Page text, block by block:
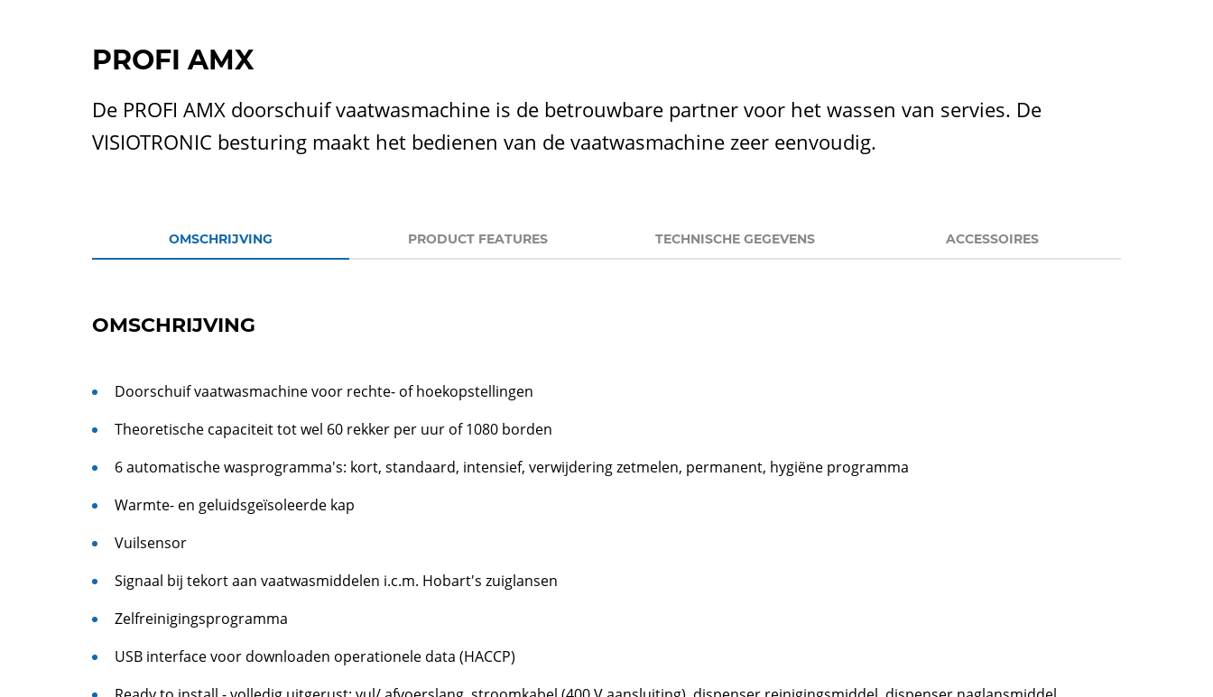
PROFI AMX
De PROFI AMX doorschuif vaatwasmachine is de betrouwbare partner voor het wassen van servies. De
VISIOTRONIC besturing maakt het bedienen van de vaatwasmachine zeer eenvoudig.
OMSCHRIJVING PRODUCT FEATURES TECHNISCHE GEGEVENS ACCESSOIRES
OMSCHRIJVING
Doorschuif vaatwasmachine voor rechte- of hoekopstellingen
Theoretische capaciteit tot wel 60 rekker per uur of 1080 borden
6 automatische wasprogramma's: kort, standaard, intensief, verwijdering zetmelen, permanent, hygiëne programma
Warmte- en geluidsgeïsoleerde kap
Vuilsensor
Signaal bij tekort aan vaatwasmiddelen i.c.m. Hobart's zuiglansen
Zelfreinigingsprogramma
USB interface voor downloaden operationele data (HACCP)